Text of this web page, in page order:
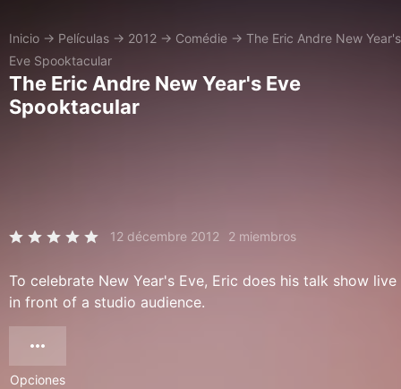
Inicio → Películas → 2012 → Comédie → The Eric Andre New Year's
Eve Spooktacular
The Eric Andre New Year's Eve
Spooktacular
12 décembre 2012 2 miembros
To celebrate New Year's Eve, Eric does his talk show live
in front of a studio audience.
Opciones